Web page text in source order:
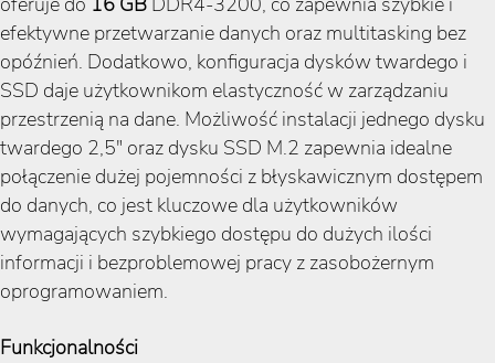
efektywne przetwarzanie danych oraz multitasking bez
opóźnień. Dodatkowo, konfiguracja dysków twardego i
SSD daje użytkownikom elastyczność w zarządzaniu
przestrzenią na dane. Możliwość instalacji jednego dysku
twardego 2,5" oraz dysku SSD M.2 zapewnia idealne
połączenie dużej pojemności z błyskawicznym dostępem
do danych, co jest kluczowe dla użytkowników
wymagających szybkiego dostępu do dużych ilości
informacji i bezproblemowej pracy z zasobożernym
oprogramowaniem.
Funkcjonalności